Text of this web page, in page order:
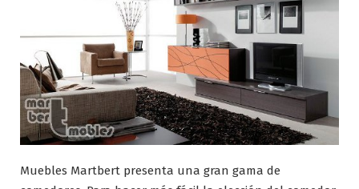
Muebles Martbert presenta una gran gama de